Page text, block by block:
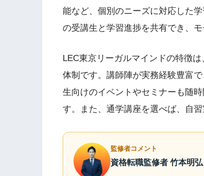
能など、個別のニーズに対応した
の受講生と学習進捗を共有でき、
LEC東京リーガルマインドの特徴
体制です。講師陣が実務経験豊富
生向けのイベントやセミナーも随
す。また、通学講座を選べば、自
監修者コメント
資格転職監修者 竹本明弘